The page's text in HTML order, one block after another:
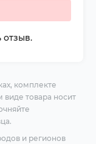
отзыв.
комплекте
виде товара носит
и регионов